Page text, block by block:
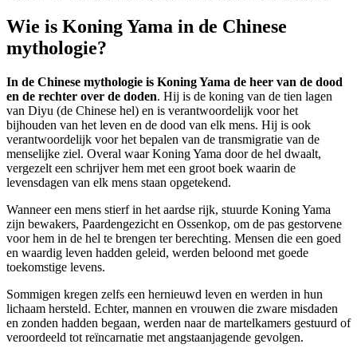
Wie is Koning Yama in de Chinese
mythologie?
In de Chinese mythologie is Koning Yama de heer van de dood
en de rechter over de doden. Hij is de koning van de tien lagen
van Diyu (de Chinese hel) en is verantwoordelijk voor het
bijhouden van het leven en de dood van elk mens. Hij is ook
verantwoordelijk voor het bepalen van de transmigratie van de
menselijke ziel. Overal waar Koning Yama door de hel dwaalt,
vergezelt een schrijver hem met een groot boek waarin de
levensdagen van elk mens staan opgetekend.
Wanneer een mens stierf in het aardse rijk, stuurde Koning Yama
zijn bewakers, Paardengezicht en Ossenkop, om de pas gestorvene
voor hem in de hel te brengen ter berechting. Mensen die een goed
en waardig leven hadden geleid, werden beloond met goede
toekomstige levens.
Sommigen kregen zelfs een hernieuwd leven en werden in hun
lichaam hersteld. Echter, mannen en vrouwen die zware misdaden
en zonden hadden begaan, werden naar de martelkamers gestuurd of
veroordeeld tot reïncarnatie met angstaanjagende gevolgen.